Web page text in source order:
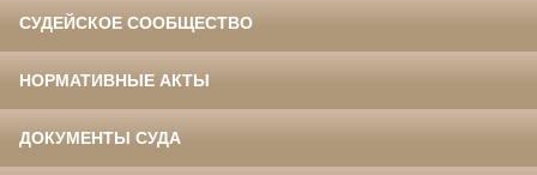
СУДЕЙСКОЕ СООБЩЕСТВО
НОРМАТИВНЫЕ АКТЫ
ДОКУМЕНТЫ СУДА